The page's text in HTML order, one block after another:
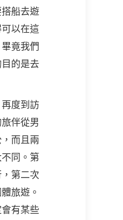
船去遊
以在這
竟我們
的是去
度到訪
伴從男
而且兩
同。第
第二次
旅遊。
有某些